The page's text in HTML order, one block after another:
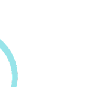
czas dostawy